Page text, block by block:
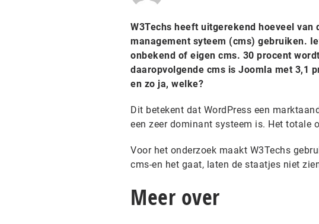
W3Techs heeft uitgerekend hoeveel
management syteem (cms) gebruiken.
onbekend of eigen cms. 30 procent
daaropvolgende cms is Joomla met 3,1
en zo ja, welke?
Dit betekent dat WordPress een
een zeer dominant systeem is. Het totale
Voor het onderzoek maakt W3Techs
cms-en het gaat, laten de staatjes niet
Meer over